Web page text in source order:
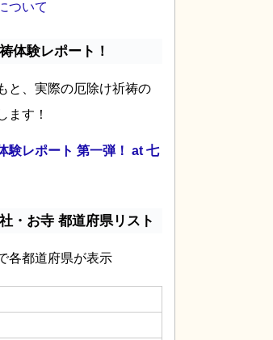
ついて
体験レポート！
と、実際の厄除け祈祷の
ます！
験レポート 第一弾！ at 七
・お寺 都道府県リスト
各都道府県が表示